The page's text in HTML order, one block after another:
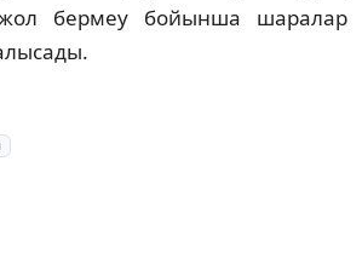
бермеу бойынша шаралар